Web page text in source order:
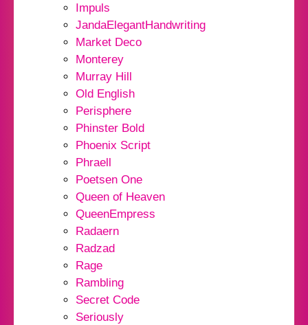
Impuls
JandaElegantHandwriting
Market Deco
Monterey
Murray Hill
Old English
Perisphere
Phinster Bold
Phoenix Script
Phraell
Poetsen One
Queen of Heaven
QueenEmpress
Radaern
Radzad
Rage
Rambling
Secret Code
Seriously